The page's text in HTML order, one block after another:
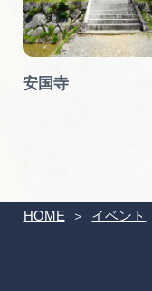
HOME イベント
安国寺